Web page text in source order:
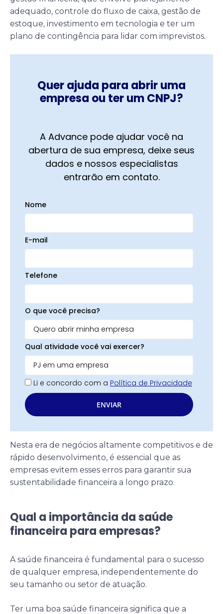
adequado, controle do fluxo de caixa, gestão de
estoque, investimento em tecnologia e ter um
plano de contingência para lidar com imprevistos.
Quer ajuda para abrir uma
empresa ou ter um CNPJ?
A Advance pode ajudar você na
abertura de sua empresa, deixe seus
dados e nossos especialistas
entrarão em contato.
Nome
E-mail
Telefone
O que você precisa?
Qual atividade você vai exercer?
Li e concordo com a Política de Privacidade
ENVIAR
Nesta era de negócios altamente competitivos e de
rápido desenvolvimento, é essencial que as
empresas evitem esses erros para garantir sua
sustentabilidade financeira a longo prazo.
Qual a importância da saúde
financeira para empresas?
A saúde financeira é fundamental para o sucesso
de qualquer empresa, independentemente do
seu tamanho ou setor de atuação.
Ter uma boa saúde financeira significa que a